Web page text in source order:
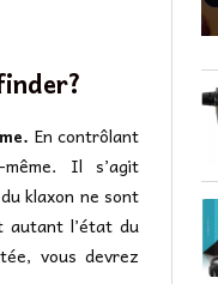
En contrôlant
Il s’agit
klaxon ne sont
autant l’état du
vous devrez